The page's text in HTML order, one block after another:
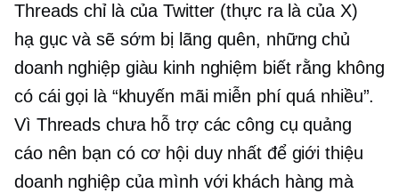
Threads chỉ là của Twitter (thực ra là của X)
hạ gụcvà sẽ sớm bị lãng quên, những chủ
doanh nghiệp giàu kinh nghiệm biết rằng không
có cái gọi là “khuyến mãi miễn phí quá nhiều”.
Vì Threads chưa hỗ trợ các công cụ quảng
cáo nên bạn có cơ hội duy nhất để giới thiệu
doanh nghiệp của mình với khách hàng mà